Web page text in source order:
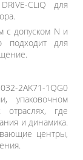
CLiQ для
с допуском N и
подходит для
2AK71-1QG0
упаковочном
отраслях, где
и динамика.
центры,